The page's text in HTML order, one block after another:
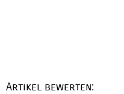
Artikel bewerten: